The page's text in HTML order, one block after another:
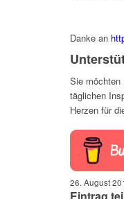
Danke an
Sie möchten
täglichen
Herzen für
26. August